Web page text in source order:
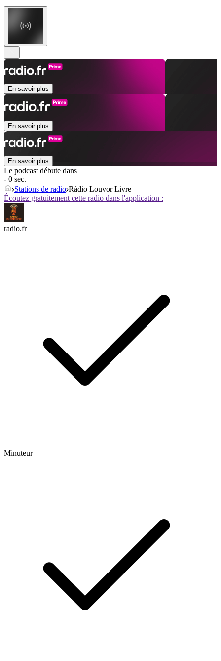
En savoir plus
En savoir plus
En savoir plus
Le podcast débute dans
- 0 sec.
Stations de radio Rádio Louvor Livre
Écoutez gratuitement cette radio dans l'application :
radio.fr
Minuteur